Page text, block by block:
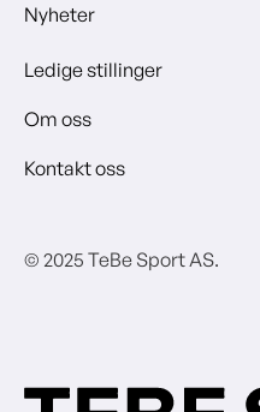
Nyheter
Ledige stillinger
Om oss
Kontakt oss
© 2025 TeBe Sport AS.